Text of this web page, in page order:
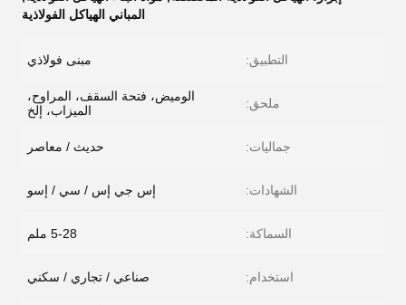
المباني الهياكل الفولاذية
التطبيق: مبنى فولاذي
ملحق:
الوميض، فتحة السقف، المراوح،
الميزاب، إلخ
جماليات: حديث / معاصر
الشهادات: إس جي إس / سي / إسو
السماكة: 5-28 ملم
استخدام: صناعي / تجاري / سكني